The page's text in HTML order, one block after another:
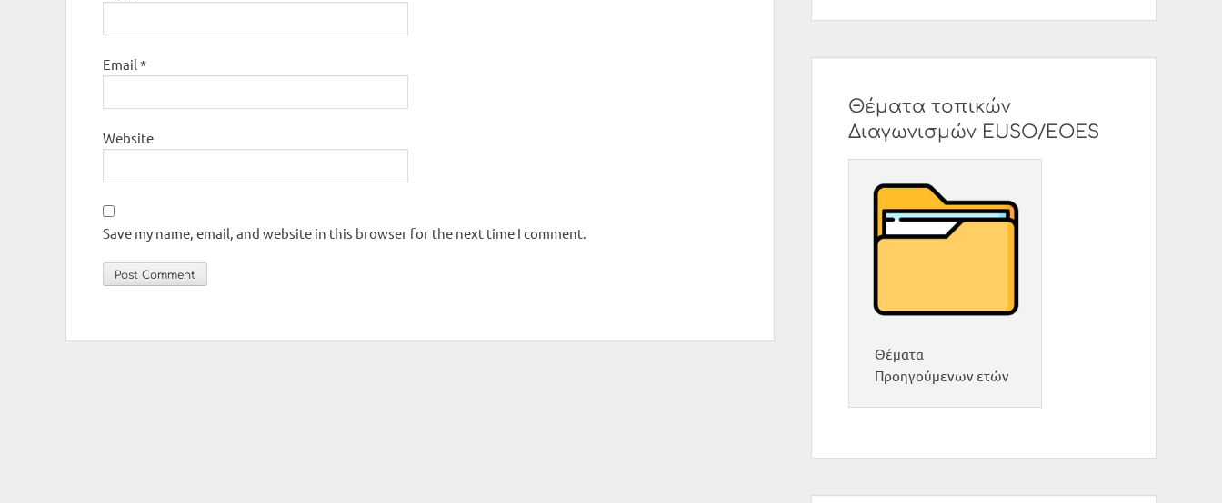
Email *
Website
Save my name, email, and website in this browser for the next time I comment.
Θέματα τοπικών
Διαγωνισμών EUSO/EOES
Θέματα
Προηγούμενων ετών